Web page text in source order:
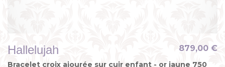
Hallelujah
Bracelet croix ajourée sur cuir enfant - or jaune 750
879,00 €